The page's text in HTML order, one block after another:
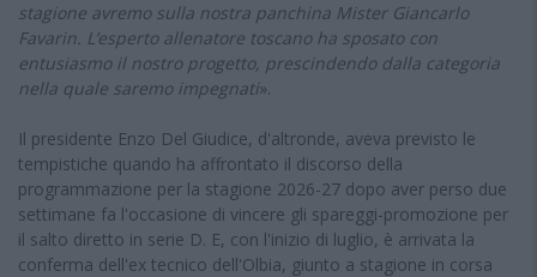
stagione avremo sulla nostra panchina Mister Giancarlo
Favarin. L’esperto allenatore toscano ha sposato con
entusiasmo il nostro progetto, prescindendo dalla categoria
nella quale saremo impegnati».
Il presidente Enzo Del Giudice, d'altronde, aveva previsto le
tempistiche quando ha affrontato il discorso della
programmazione per la stagione 2026-27 dopo aver perso due
settimane fa l'occasione di vincere gli spareggi-promozione per
il salto diretto in serie D. E, con l'inizio di luglio, è arrivata la
conferma dell'ex tecnico dell'Olbia, giunto a stagione in corsa